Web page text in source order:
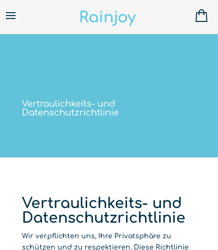
Vertraulichkeits- und
Datenschutzrichtlinie
Vertraulichkeits- und
Datenschutzrichtlinie
Wir verpflichten uns, Ihre Privatsphäre zu
schützen und zu respektieren. Diese Richtlinie